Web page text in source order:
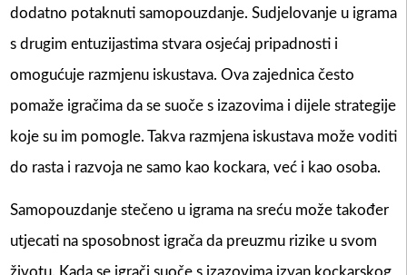
dodatno potaknuti samopouzdanje. Sudjelovanje u igrama
s drugim entuzijastima stvara osjećaj pripadnosti i
omogućuje razmjenu iskustava. Ova zajednica često
pomaže igračima da se suoče s izazovima i dijele strategije
koje su im pomogle. Takva razmjena iskustava može voditi
do rasta i razvoja ne samo kao kockara, već i kao osoba.
Samopouzdanje stečeno u igrama na sreću može također
utjecati na sposobnost igrača da preuzmu rizike u svom
životu. Kada se igrači suoče s izazovima izvan kockarskog